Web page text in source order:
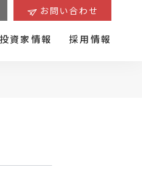
お問い合わせ
資家情報 採用情報